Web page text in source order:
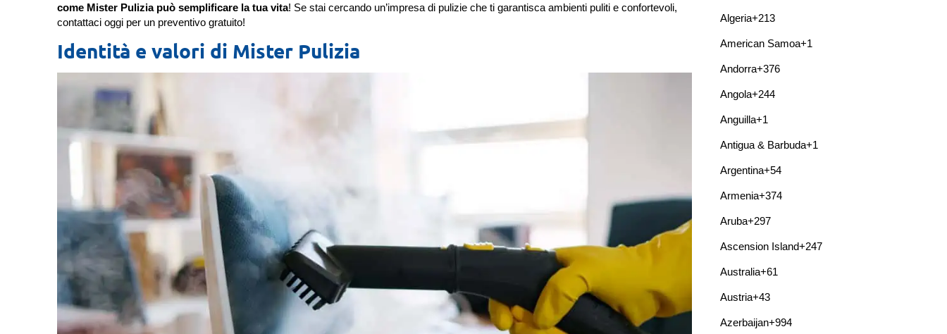
come Mister Pulizia può semplificare la tua vita! Se stai cercando un’impresa di pulizie che ti garantisca ambienti puliti e confortevoli,
contattaci oggi per un preventivo gratuito!
Identità e valori di Mister Pulizia
Algeria+213
American Samoa+1
Andorra+376
Angola+244
Anguilla+1
Antigua & Barbuda+1
Argentina+54
Armenia+374
Aruba+297
Ascension Island+247
Australia+61
Austria+43
Azerbaijan+994